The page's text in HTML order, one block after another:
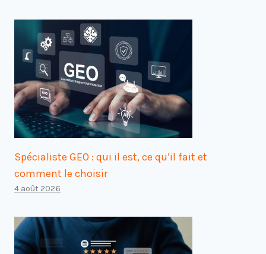
Spécialiste GEO : qui il est, ce qu’il fait et
comment le choisir
4 août 2026